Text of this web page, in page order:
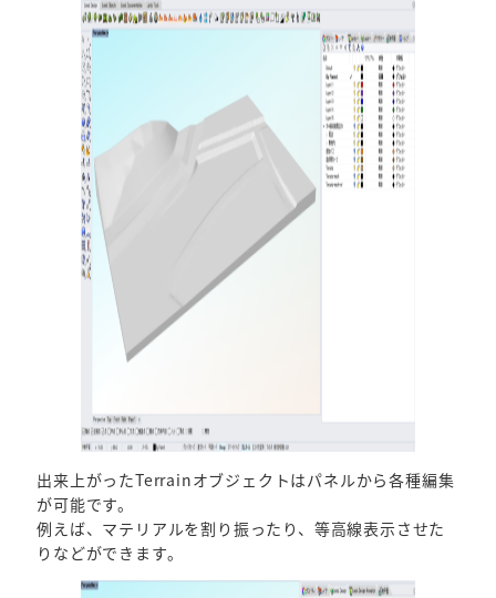
出来上がったTerrainオブジェクトはパネルから各種編集
が可能です。
例えば、マテリアルを割り振ったり、等高線表示させた
りなどができます。